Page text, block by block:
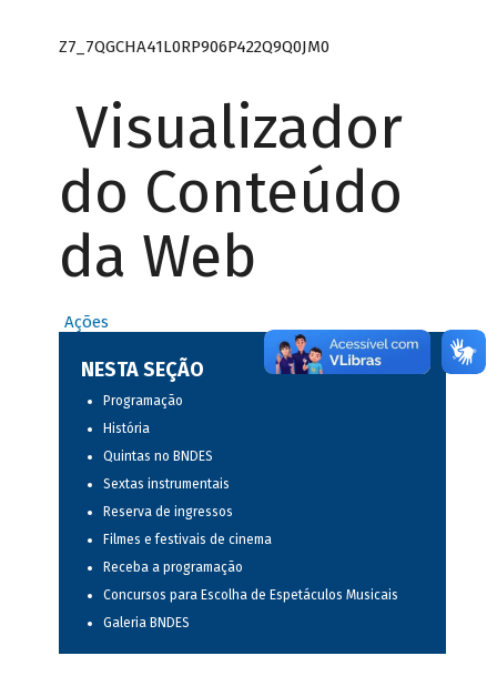
Z7_7QGCHA41L0RP906P422Q9Q0JM0
Visualizador
do Conteúdo
da Web
Ações
NESTA SEÇÃO
Programação
História
Quintas no BNDES
Sextas instrumentais
Reserva de ingressos
Filmes e festivais de cinema
Receba a programação
Concursos para Escolha de Espetáculos Musicais
Galeria BNDES